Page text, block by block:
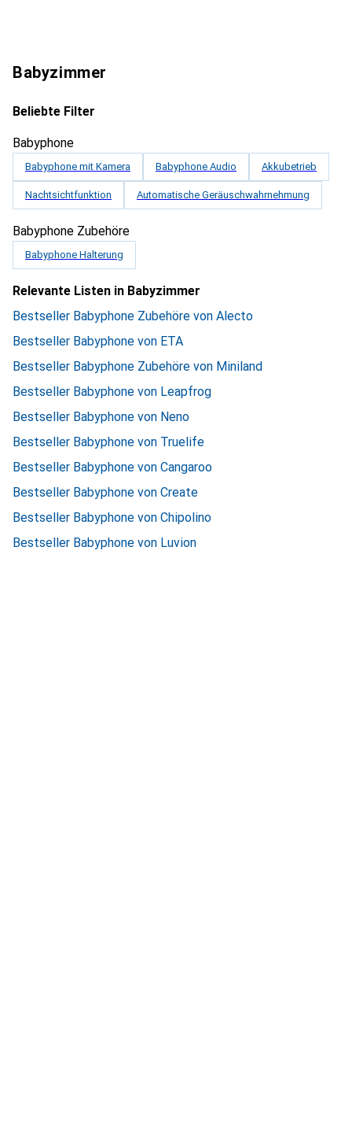
Babyzimmer
Beliebte Filter
Babyphone
Babyphone mit Kamera Babyphone Audio Akkubetrieb
Nachtsichtfunktion Automatische Geräuschwahrnehmung
Babyphone Zubehöre
Babyphone Halterung
Relevante Listen in Babyzimmer
Bestseller Babyphone Zubehöre von Alecto
Bestseller Babyphone von ETA
Bestseller Babyphone Zubehöre von Miniland
Bestseller Babyphone von Leapfrog
Bestseller Babyphone von Neno
Bestseller Babyphone von Truelife
Bestseller Babyphone von Cangaroo
Bestseller Babyphone von Create
Bestseller Babyphone von Chipolino
Bestseller Babyphone von Luvion